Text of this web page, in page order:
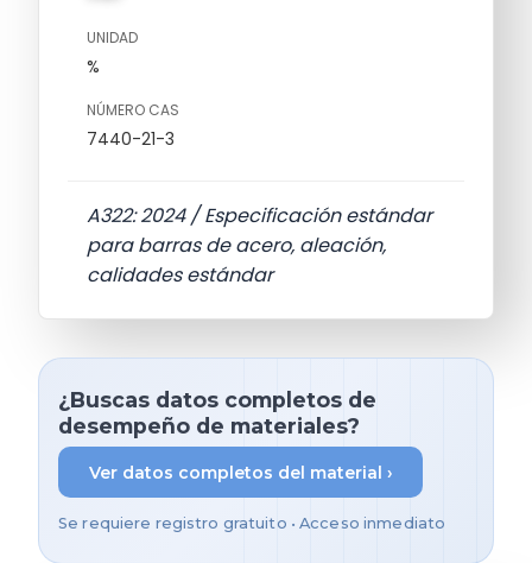
UNIDAD
%
NÚMERO CAS
7440-21-3
A322: 2024 / Especificación estándar
para barras de acero, aleación,
calidades estándar
¿Buscas datos completos de
desempeño de materiales?
Ver datos completos del material ›
Se requiere registro gratuito • Acceso inmediato